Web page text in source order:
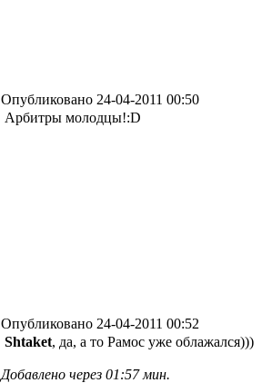
Опубликовано 24-04-2011 00:50
Арбитры молодцы!:D
Опубликовано 24-04-2011 00:52
Shtaket, да, а то Рамос уже облажался)))
Добавлено через 01:57 мин.